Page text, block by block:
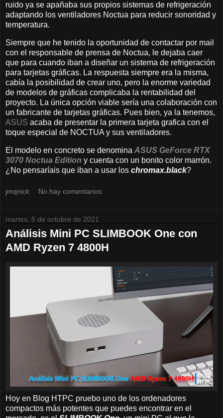
ruido ya se apañaba sus propios sistemas de refrigeración
adaptando los ventiladores Noctua para reducir sonoridad y
temperatura.
Siempre que he tenido la oportunidad de contactar por mail
con el responsable de prensa de Noctua, le dejaba caer
que para cuando iban a diseñar un sistema de refrigeración
para tarjetas gráficas. La respuesta siempre era la misma,
cabía la posibilidad de crear uno, pero la enorme variedad
de modelos de gráficas complicaba la rentabilidad del
proyecto. La única opción viable sería una colaboración con
un fabricante de tarjetas gráficas. Pues bien, ya la tenemos,
ASUS acaba de presentar la primera tarjeta grafica con el
toque especial de NOCTUA y sus ventiladores.
El modelo en concreto se denomina ASUS GeForce RTX
3070 Noctua Edition y cuenta con un bonito color marrón.
¿No pensaríais que iban a usar los chromax.black?
jmqnick No hay comentarios:
martes, 5 de octubre de 2021
Análisis Mini PC SLIMBOOK One con
AMD Ryzen 7 4800H
Hoy en Blog HTPC pruebo uno de los ordenadores
compactos más potentes que puedes encontrar en el